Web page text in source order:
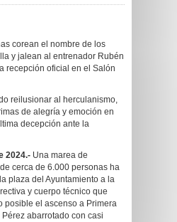
corean el nombre de los
y jalean al entrenador Rubén
recepción oficial en el Salón
reilusionar al herculanismo,
de alegría y emoción en
decepción ante la
2024.- Una marea de
cerca de 6.000 personas ha
plaza del Ayuntamiento a la
y cuerpo técnico que
posible el ascenso a Primera
abarrotado con casi